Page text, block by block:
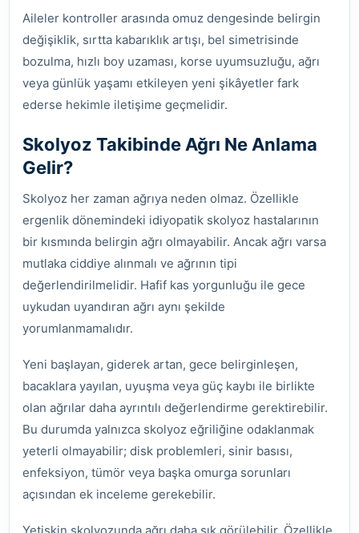
Aileler kontroller arasında omuz dengesinde belirgin
değişiklik, sırtta kabarıklık artışı, bel simetrisinde
bozulma, hızlı boy uzaması, korse uyumsuzluğu, ağrı
veya günlük yaşamı etkileyen yeni şikâyetler fark
ederse hekimle iletişime geçmelidir.
Skolyoz Takibinde Ağrı Ne Anlama
Gelir?
Skolyoz her zaman ağrıya neden olmaz. Özellikle
ergenlik dönemindeki idiyopatik skolyoz hastalarının
bir kısmında belirgin ağrı olmayabilir. Ancak ağrı varsa
mutlaka ciddiye alınmalı ve ağrının tipi
değerlendirilmelidir. Hafif kas yorgunluğu ile gece
uykudan uyandıran ağrı aynı şekilde
yorumlanmamalıdır.
Yeni başlayan, giderek artan, gece belirginleşen,
bacaklara yayılan, uyuşma veya güç kaybı ile birlikte
olan ağrılar daha ayrıntılı değerlendirme gerektirebilir.
Bu durumda yalnızca skolyoz eğriliğine odaklanmak
yeterli olmayabilir; disk problemleri, sinir basısı,
enfeksiyon, tümör veya başka omurga sorunları
açısından ek inceleme gerekebilir.
Yetişkin skolyozunda ağrı daha sık görülebilir. Özellikle